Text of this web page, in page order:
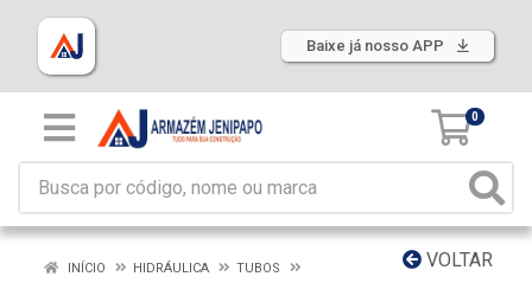
Baixe já nosso APP
0
VOLTAR
INÍCIO HIDRÁULICA
TUBOS